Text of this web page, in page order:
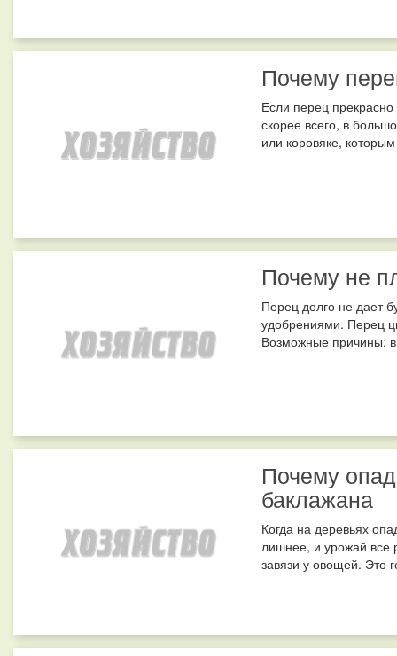
Почему
Если перец
скорее всего, в
или коровяке,
Почему не
Перец долго не дает
удобрениями. Перец
Возможные причины:
Почему
баклажана
Когда на деревьях
лишнее, и урожай все
завязи у овощей. Это